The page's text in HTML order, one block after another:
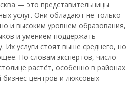
— это представительницы
услуг. Они обладают не только
и высоким уровнем образования,
и умением поддержать
Их услуги стоят выше среднего, но
По словам экспертов, число
растёт, особенно в районах
бизнес-центров и люксовых